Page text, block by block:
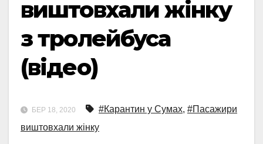
виштовхали жінку
з тролейбуса
(відео)
БЕР 18, 2020 #Карантин у Сумах, #Пасажири
виштовхали жінку